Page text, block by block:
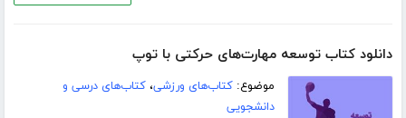
دانلود کتاب توسعه مهارت‌های حرکتی با توپ
موضوع:کتاب‌های ورزشی،کتاب‌های درسی و
دانشجویی